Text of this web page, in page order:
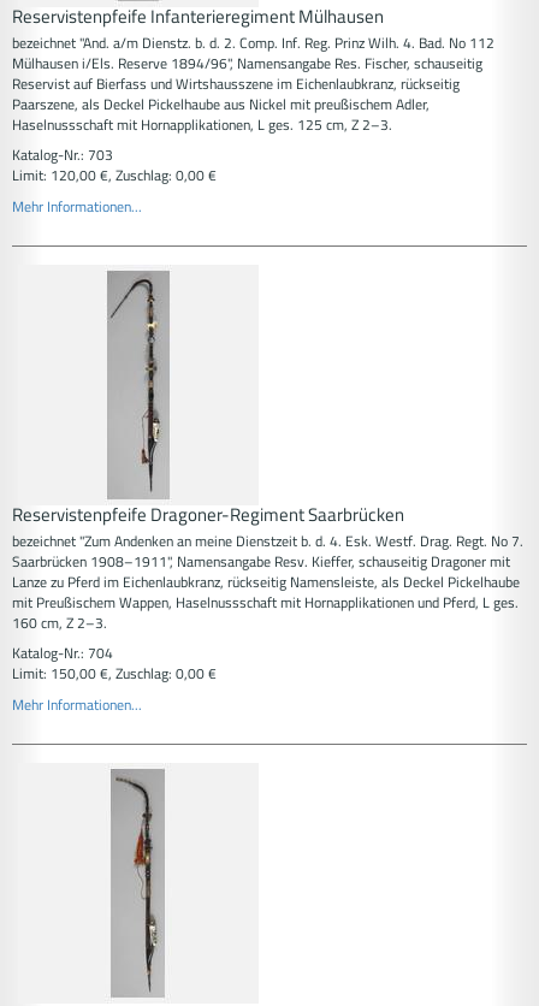
Reservistenpfeife Infanterieregiment Mülhausen
bezeichnet "And. a/m Dienstz. b. d. 2. Comp. Inf. Reg. Prinz Wilh. 4. Bad. No 112
Mülhausen i/Els. Reserve 1894/96", Namensangabe Res. Fischer, schauseitig
Reservist auf Bierfass und Wirtshausszene im Eichenlaubkranz, rückseitig
Paarszene, als Deckel Pickelhaube aus Nickel mit preußischem Adler,
Haselnussschaft mit Hornapplikationen, L ges. 125 cm, Z 2–3.
Katalog-Nr.: 703
Limit: 120,00 €, Zuschlag: 0,00 €
Mehr Informationen...
Reservistenpfeife Dragoner-Regiment Saarbrücken
bezeichnet "Zum Andenken an meine Dienstzeit b. d. 4. Esk. Westf. Drag. Regt. No 7.
Saarbrücken 1908–1911", Namensangabe Resv. Kieffer, schauseitig Dragoner mit
Lanze zu Pferd im Eichenlaubkranz, rückseitig Namensleiste, als Deckel Pickelhaube
mit Preußischem Wappen, Haselnussschaft mit Hornapplikationen und Pferd, L ges.
160 cm, Z 2–3.
Katalog-Nr.: 704
Limit: 150,00 €, Zuschlag: 0,00 €
Mehr Informationen...